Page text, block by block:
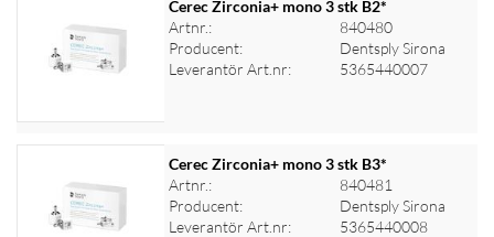
Logga in för priser
Cerec Zirconia+ mono 3 stk B2*
Artnr.:
840480
Producent:
Dentsply Sirona
Leverantör Art.nr:
5365440007
Logga in för priser
Cerec Zirconia+ mono 3 stk B3*
Artnr.:
840481
Producent:
Dentsply Sirona
Leverantör Art.nr:
5365440008